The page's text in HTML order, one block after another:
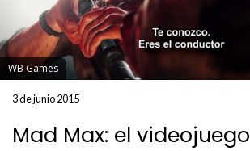
WB Games
3 de junio 2015
Mad Max: el videojuego